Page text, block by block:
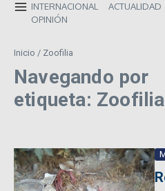
INTERNACIONAL
ACTUALIDAD
OPINIÓN
Inicio / Zoofilia
Navegando por
etiqueta: Zoofilia